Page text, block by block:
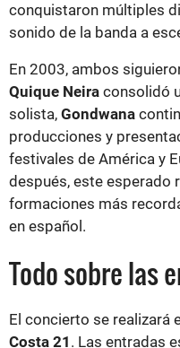
conquistaron múltiples
sonido de la banda a
En 2003, ambos
Quique Neira consolidó
solista, Gondwana
producciones y
festivales de América y
después, este esperado
formaciones más
en español.
Todo sobre las
El concierto se realizará
Costa 21 . Las entradas